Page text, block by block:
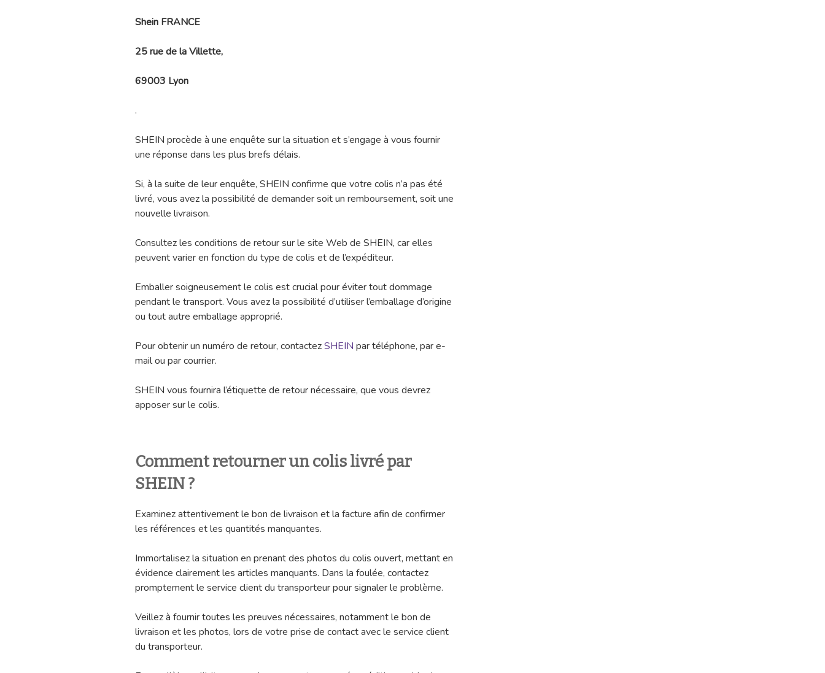
Shein FRANCE
25 rue de la Villette,
69003 Lyon
.
SHEIN procède à une enquête sur la situation et s’engage à vous fournir
une réponse dans les plus brefs délais.
Si, à la suite de leur enquête, SHEIN confirme que votre colis n’a pas été
livré, vous avez la possibilité de demander soit un remboursement, soit une
nouvelle livraison.
Consultez les conditions de retour sur le site Web de SHEIN, car elles
peuvent varier en fonction du type de colis et de l’expéditeur.
Emballer soigneusement le colis est crucial pour éviter tout dommage
pendant le transport. Vous avez la possibilité d’utiliser l’emballage d’origine
ou tout autre emballage approprié.
Pour obtenir un numéro de retour, contactezSHEIN par téléphone, par e-
mail ou par courrier.
SHEIN vous fournira l’étiquette de retour nécessaire, que vous devrez
apposer sur le colis.
Comment retourner un colis livré par
SHEIN ?
Examinez attentivement le bon de livraison et la facture afin de confirmer
les références et les quantités manquantes.
Immortalisez la situation en prenant des photos du colis ouvert, mettant en
évidence clairement les articles manquants. Dans la foulée, contactez
promptement le service client du transporteur pour signaler le problème.
Veillez à fournir toutes les preuves nécessaires, notamment le bon de
livraison et les photos, lors de votre prise de contact avec le service client
du transporteur.